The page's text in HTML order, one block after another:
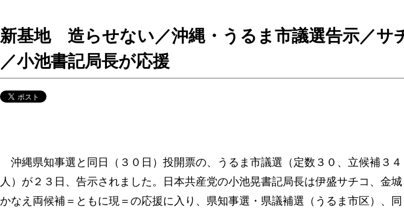
新基地 造らせない／沖縄・うるま市議選告示／サ
／小池書記局長が応援
沖縄県知事選と同日（３０日）投開票の、うるま市議選（定数３０、立候補３４
人）が２３日、告示されました。日本共産党の小池晃書記局長は伊盛サチコ、金城
かなえ両候補＝ともに現＝の応援に入り、県知事選・県議補選（うるま市区）、同